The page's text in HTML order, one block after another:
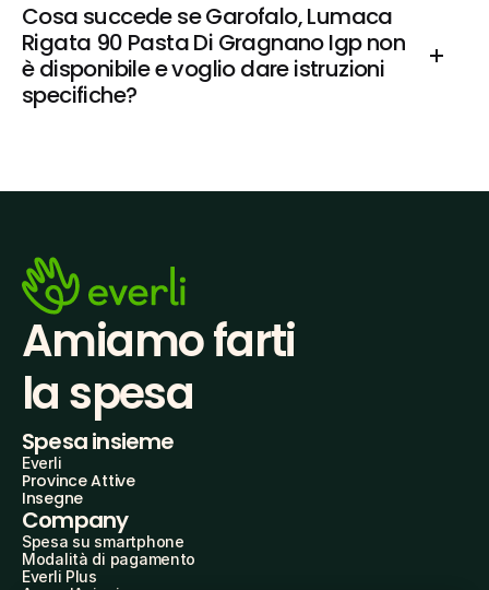
Cosa succede se Garofalo, Lumaca
Rigata 90 Pasta Di Gragnano Igp non
è disponibile e voglio dare istruzioni
specifiche?
Amiamo farti
la spesa
Spesa insieme
Everli
Province Attive
Insegne
Company
Spesa su smartphone
Modalità di pagamento
Everli Plus